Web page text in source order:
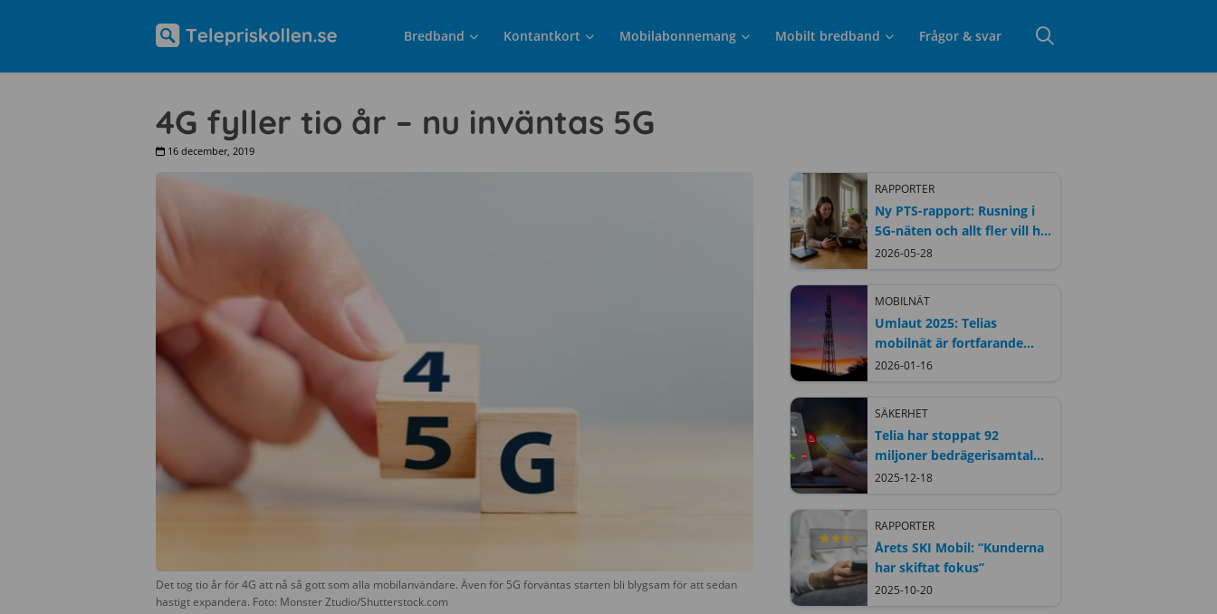
Bredband Kontantkort Mobilabonnemang Mobilt bredband Frågor & svar
4G fyller tio år – nu inväntas 5G
16 december, 2019
Det tog tio år för 4G att nå så gott som alla mobilanvändare. Även för 5G förväntas starten bli blygsam för att sedan
hastigt expandera. Foto: Monster Ztudio/Shutterstock.com
RAPPORTER
Ny PTS-rapport: Rusning i
5G-näten och allt fler vill ha
gigabit-bredband
2026-05-28
MOBILNÄT
Umlaut 2025: Telias
mobilnät är fortfarande
Sveriges bästa
2026-01-16
SÄKERHET
Telia har stoppat 92
miljoner bedrägerisamtal
hittills i år
2025-12-18
RAPPORTER
Årets SKI Mobil: “Kunderna
har skiftat fokus”
2025-10-20